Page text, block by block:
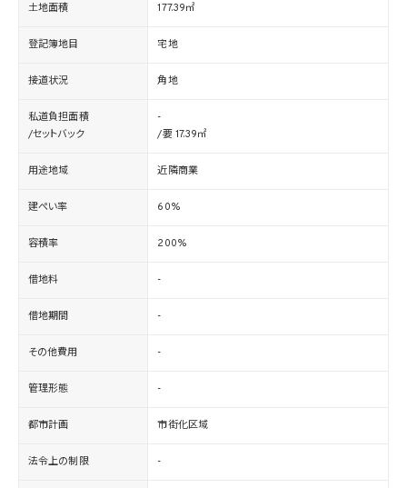
土地面積 177.39㎡
登記簿地目 宅地
接道状況 角地
私道負担面積
/セットバック
-
/要 17.39㎡
用途地域 近隣商業
建ぺい率 60%
容積率 200%
借地料 -
借地期間 -
その他費用 -
管理形態 -
都市計画 市街化区域
法令上の制限 -